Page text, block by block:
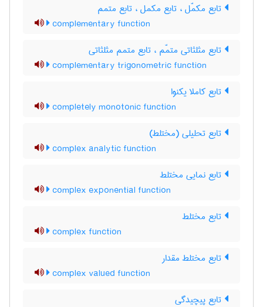
تابع مکمّل ، تابع مکمل ، تابع متمم
complementary function
تابع مثلثاتی متمّم ، تابع متمم مثلثاتی
complementary trigonometric function
تابع کاملا یکنوا
completely monotonic function
تابع تحلیلی (مختلط)
complex analytic function
تابع نمایی مختلط
complex exponential function
تابع مختلط
complex function
تابع مختلط مقدار
complex valued function
تابع پیچیدگی